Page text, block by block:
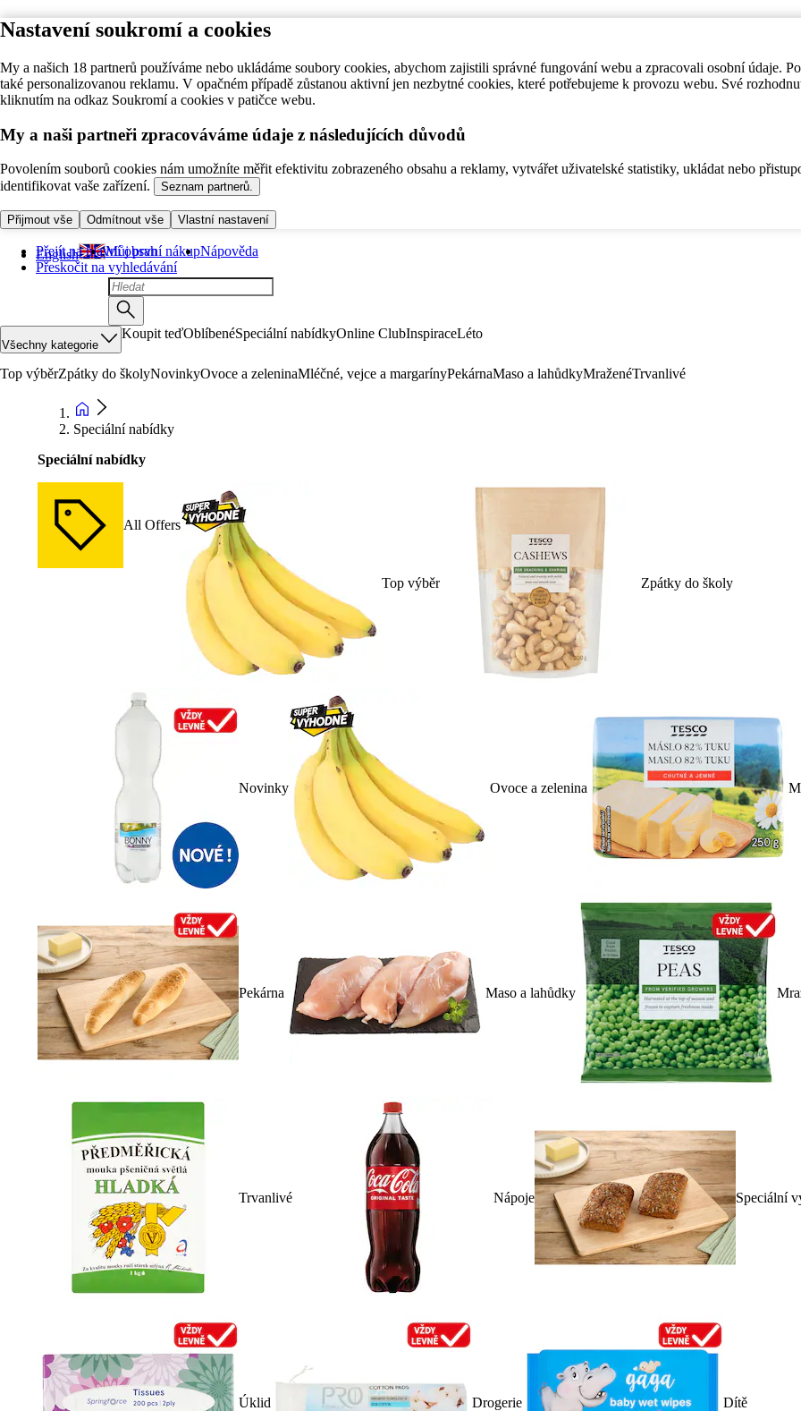
Nastavení soukromí a cookies
My a našich 18 partnerů používáme nebo ukládáme soubory cookies, abychom zajistili správné fungování webu a zpracovali osobní údaje.
také personalizovanou reklamu. V opačném případě zůstanou aktivní jen nezbytné cookies, které potřebujeme k provozu webu. Své
kliknutím na odkaz Soukromí a cookies v patičce webu.
My a naši partneři zpracováváme údaje z následujících důvodů
Povolením souborů cookies nám umožníte měřit efektivitu zobrazeného obsahu a reklamy, vytvářet uživatelské statistiky, ukládat nebo
identifikovat vaše zařízení.
Seznam partnerů.
Přijmout vše Odmítnout vše Vlastní nastavení
Přejít na hlavní obsah
Přeskočit na vyhledávání
English Můj první nákupNápověda
Všechny kategorie
Koupit teďOblíbenéSpeciální nabídkyOnline ClubInspiraceLéto
Top výběrZpátky do školyNovinkyOvoce a zeleninaMléčné, vejce a margarínyPekárnaMaso a lahůdkyMraženéTrvanlivé
Speciální nabídky
Speciální nabídky
All Offers
Top výběr Zpátky do školy
Novinky Ovoce a zelenina
Pekárna Maso a lahůdky
Trvanlivé Nápoje Speciální
Úklid Drogerie Dítě